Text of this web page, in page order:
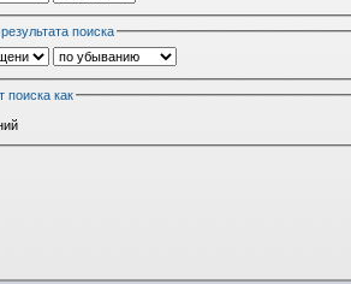
поиска
поиска как